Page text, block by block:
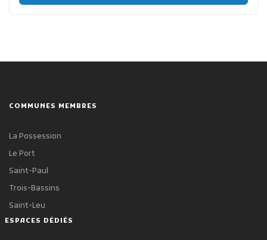
COMMUNES MEMBRES
La Possession
Le Port
Saint-Paul
Trois-Bassins
Saint-Leu
ESPACES DÉDIÉS